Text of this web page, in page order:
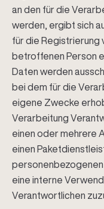
an den für die
werden, ergibt sich
für die Registrierung
betroffenen Person
Daten werden
bei dem für die
eigene Zwecke
Verarbeitung
einen oder mehrere
einen
personenbezogenen
eine interne
Verantwortlichen